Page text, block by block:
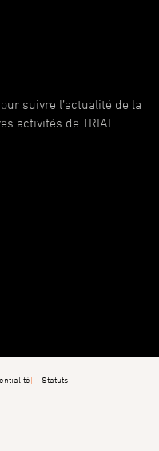
suivre l’actualité de la
activités de TRIAL
Statuts